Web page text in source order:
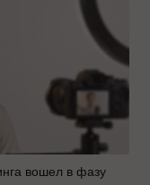
вошел в фазу